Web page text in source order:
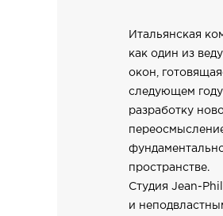
Итальянская
как один из
окон,
следующем
разработку
пространстве.
Студия Jean-
и